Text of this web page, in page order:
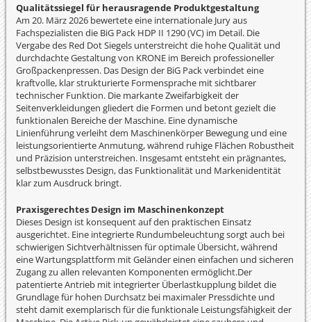
Qualitätssiegel für herausragende Produktgestaltung
Am 20. März 2026 bewertete eine internationale Jury aus
Fachspezialisten die BiG Pack HDP II 1290 (VC) im Detail. Die
Vergabe des Red Dot Siegels unterstreicht die hohe Qualität und
durchdachte Gestaltung von KRONE im Bereich professioneller
Großpackenpressen. Das Design der BiG Pack verbindet eine
kraftvolle, klar strukturierte Formensprache mit sichtbarer
technischer Funktion. Die markante Zweifarbigkeit der
Seitenverkleidungen gliedert die Formen und betont gezielt die
funktionalen Bereiche der Maschine. Eine dynamische
Linienführung verleiht dem Maschinenkörper Bewegung und eine
leistungsorientierte Anmutung, während ruhige Flächen Robustheit
und Präzision unterstreichen. Insgesamt entsteht ein prägnantes,
selbstbewusstes Design, das Funktionalität und Markenidentität
klar zum Ausdruck bringt.
Praxisgerechtes Design im Maschinenkonzept
Dieses Design ist konsequent auf den praktischen Einsatz
ausgerichtet. Eine integrierte Rundumbeleuchtung sorgt auch bei
schwierigen Sichtverhältnissen für optimale Übersicht, während
eine Wartungsplattform mit Geländer einen einfachen und sicheren
Zugang zu allen relevanten Komponenten ermöglicht.Der
patentierte Antrieb mit integrierter Überlastkupplung bildet die
Grundlage für hohen Durchsatz bei maximaler Pressdichte und
steht damit exemplarisch für die funktionale Leistungsfähigkeit der